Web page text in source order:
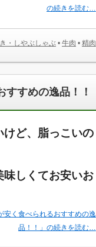
の続きを読む…
・しやぶしゃぶ • 牛肉 • 精肉
すめの逸品！！
けど、脂っこいの
味しくてお安いお
安く食べられるおすすめの逸
品！！」の続きを読む…